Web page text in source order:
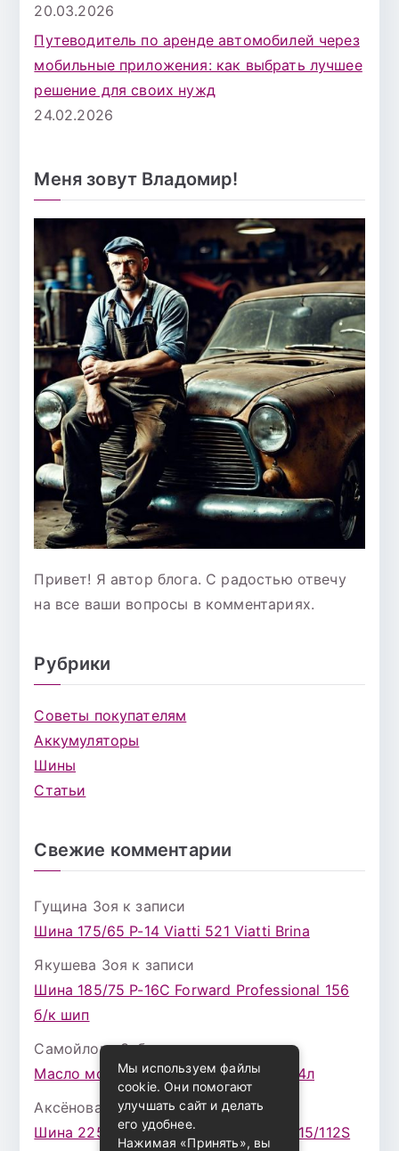
20.03.2026
Путеводитель по аренде автомобилей через
мобильные приложения: как выбрать лучшее
решение для своих нужд
24.02.2026
Меня зовут Владомир!
Привет! Я автор блога. С радостью отвечу
на все ваши вопросы в комментариях.
Рубрики
Советы покупателям
Аккумуляторы
Шины
Статьи
Свежие комментарии
Гущина Зоя к записи
Шина 175/65 Р-14 Viatti 521 Viatti Brina
Якушева Зоя к записи
Шина 185/75 Р-16С Forward Professional 156
б/к шип
Самойлова Забавак записи
Масло моторное ZIC X7 (A+) 10W30 4л
Аксёнова Адельк записи
Шина 225/75 Р-16 Nokian Rotiva HT 115/112S
Мы используем файлы
cookie. Они помогают
улучшать сайт и делать
его удобнее.
Нажимая «Принять», вы